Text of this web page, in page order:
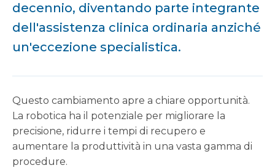
decennio, diventando parte integrante
dell'assistenza clinica ordinaria anziché
un'eccezione specialistica.
Questo cambiamento apre a chiare opportunità.
La robotica ha il potenziale per migliorare la
precisione, ridurre i tempi di recupero e
aumentare la produttività in una vasta gamma di
procedure.